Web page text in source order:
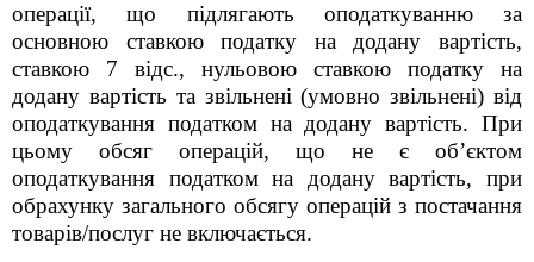
операції, що підлягають оподаткуванню за
основною ставкою податку на додану вартість,
ставкою 7 відс., нульовою ставкою податку на
додану вартість та звільнені (умовно звільнені) від
оподаткування податком на додану вартість. При
цьому обсяг операцій, що не є об’єктом
оподаткування податком на додану вартість, при
обрахунку загального обсягу операцій з постачання
товарів/послуг не включається.